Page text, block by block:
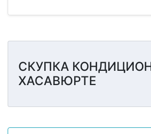
СКУПКА
ХАСАВЮРТЕ